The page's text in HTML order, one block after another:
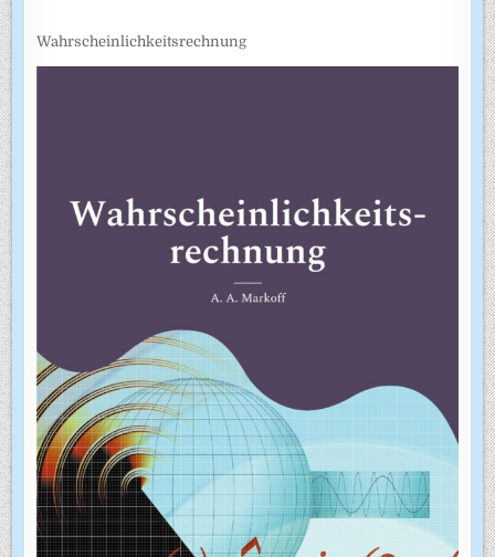
Wahrscheinlichkeitsrechnung